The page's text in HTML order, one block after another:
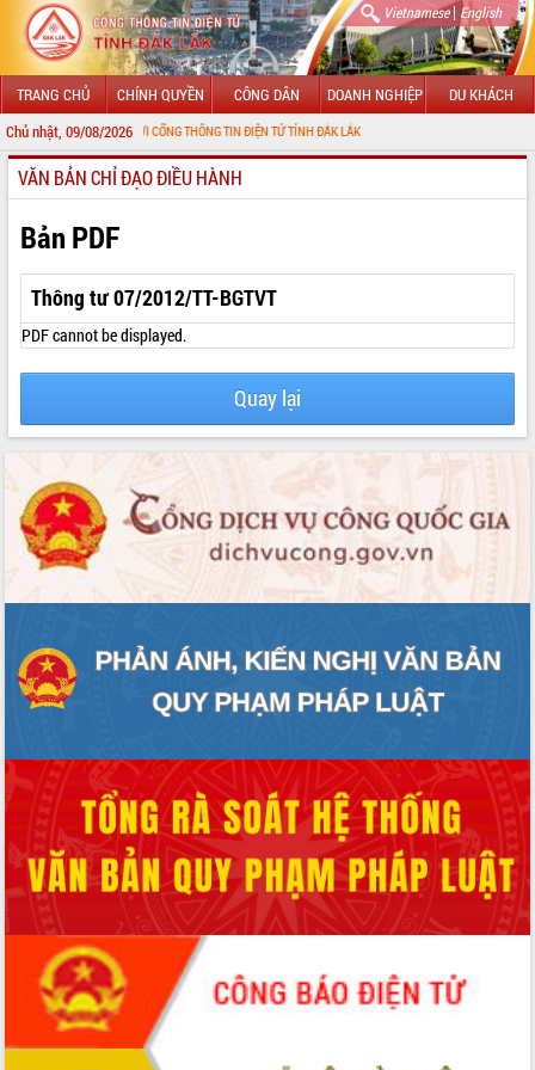
Vietnamese| English
TRANG CHỦ CHÍNH QUYỀN CÔNG DÂN DOANH NGHIỆP DU KHÁCH
Chủ nhật, 09/08/2026
MỪNG ĐẾN VỚI CỔNG THÔNG TIN ĐIỆN TỬ TỈNH ĐẮK LẮK
GIỚI THIỆU
LÃNH ĐẠO UBND TỈNH
TIN TỨC SỰ KIỆN
SỞ, BAN, NGÀNH
UBND CÁC XÃ, PHƯỜNG
THÔNG TIN CHỈ ĐẠO ĐIỀU HÀNH
VĂN BẢN HĐND TỈNH
ĐIỂM TIN VĂN BẢN
VĂN BẢN CHỈ ĐẠO ĐIỀU HÀNH
Bản PDF
Thông tư 07/2012/TT-BGTVT
PDF cannot be displayed.
Quay lại